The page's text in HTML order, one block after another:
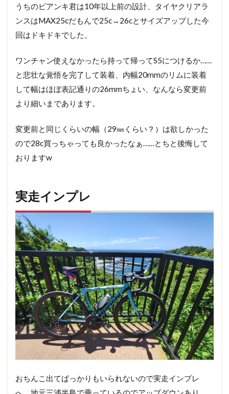
うちのビアンキ君は10年以上前の設計、タイヤクリアラ
ンスはMAX25cだもんで25c→26cとサイズアップした今
回はドキドキでした。
ワンチャン使えなかったら持って帰ってS5につけるか……
と悲壮な覚悟を完了して装着、内幅20mmのリムに装着
して幅はほぼ表記通りの26mmちょい、なんなら変更前
より細いまであります。
変更前と同じくらいの幅（29㎜くらい？）は欲しかった
ので28c買っちゃっても良かったなぁ……とちと後悔して
おりますw
実走インプレ
おちんこ出てばっかりもいられないので実走インプレ